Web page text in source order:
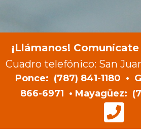

¡Llámanos!
Cuadro telefónico: San
Ponce: (787) 841-1180 •
866-6971 • Mayagüez: